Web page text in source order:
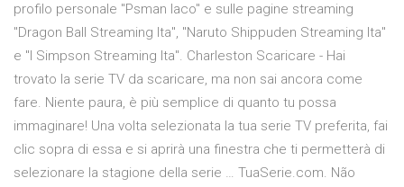
profilo personale "Psman Iaco" e sulle pagine streaming
"Dragon Ball Streaming Ita", "Naruto Shippuden Streaming Ita"
e "I Simpson Streaming Ita". Charleston Scaricare - Hai
trovato la serie TV da scaricare, ma non sai ancora come
fare. Niente paura, è più semplice di quanto tu possa
immaginare! Una volta selezionata la tua serie TV preferita, fai
clic sopra di essa e si aprirà una finestra che ti permetterà di
selezionare la stagione della serie … TuaSerie.com. Não